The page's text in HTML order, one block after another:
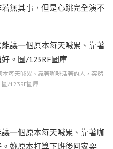
無其事，但是心跳完全演不
每天喊累、靠著咖啡活著的人，突然
/123RF圖庫
一個原本每天喊累、靠著咖
妳原本打算下班後回家耍